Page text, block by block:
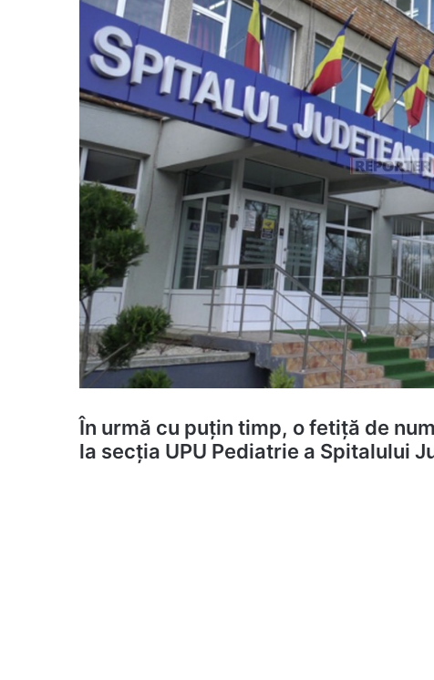
În urmă cu puțin timp, o fetiță de
la secția UPU Pediatrie a Spitalului